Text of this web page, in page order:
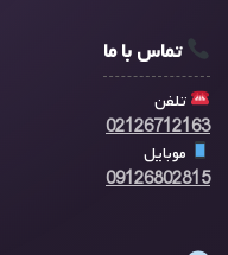
تماس با ما
تلفن
02126712163
موبایل
09126802815